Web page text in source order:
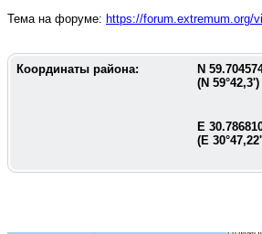
Тема на форуме: https://forum.extremum.org/
Координаты района: N
(N 59°42,3')
E
(E 30°47,22'